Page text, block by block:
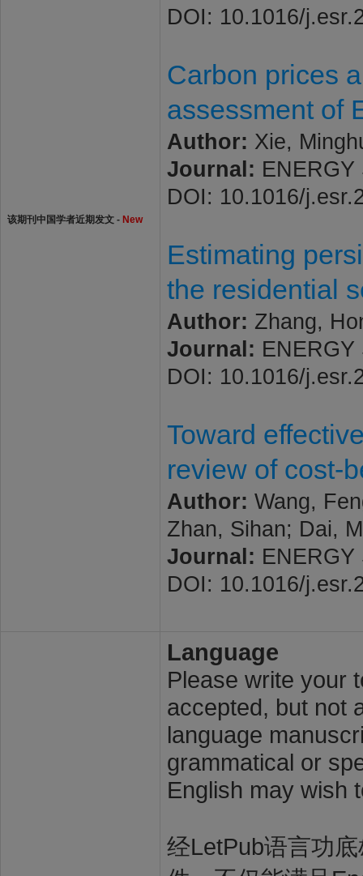
该期刊中国学者近期发文 - New
DOI: 10.1016/
Carbon prices
assessment of
Author: Xie,
Journal:
DOI: 10.1016/
Estimating
the residential
Author: Zhang,
Journal:
DOI: 10.1016/
Toward
review of cost-
Author: Wang,
Zhan, Sihan; Dai,
Journal:
DOI: 10.1016/
Language
Please write your
accepted, but not
language
grammatical or
English may wish
经LetPub语言功